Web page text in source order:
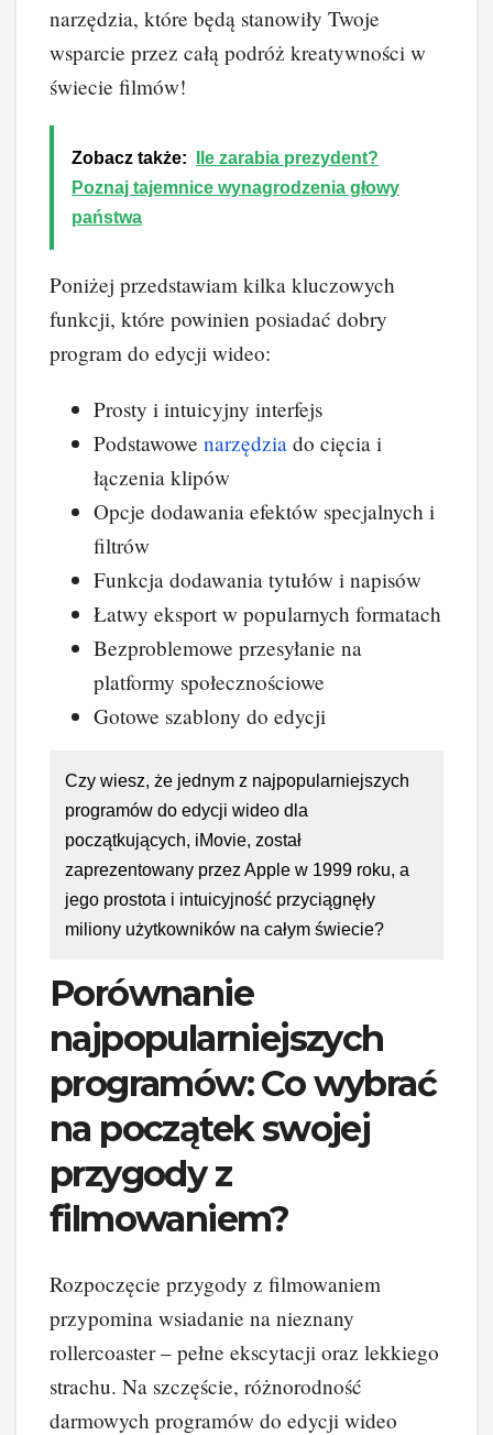
narzędzia, które będą stanowiły Twoje
wsparcie przez całą podróż kreatywności w
świecie filmów!
Zobacz także:
Ile zarabia prezydent?
Poznaj tajemnice wynagrodzenia głowy
państwa
Poniżej przedstawiam kilka kluczowych
funkcji, które powinien posiadać dobry
program do edycji wideo:
Prosty i intuicyjny interfejs
Podstawowe narzędzia do cięcia i
łączenia klipów
Opcje dodawania efektów specjalnych i
filtrów
Funkcja dodawania tytułów i napisów
Łatwy eksport w popularnych formatach
Bezproblemowe przesyłanie na
platformy społecznościowe
Gotowe szablony do edycji
Czy wiesz, że jednym z najpopularniejszych
programów do edycji wideo dla
początkujących, iMovie, został
zaprezentowany przez Apple w 1999 roku, a
jego prostota i intuicyjność przyciągnęły
miliony użytkowników na całym świecie?
Porównanie
najpopularniejszych
programów: Co wybrać
na początek swojej
przygody z
filmowaniem?
Rozpoczęcie przygody z filmowaniem
przypomina wsiadanie na nieznany
rollercoaster – pełne ekscytacji oraz lekkiego
strachu. Na szczęście, różnorodność
darmowych programów do edycji wideo